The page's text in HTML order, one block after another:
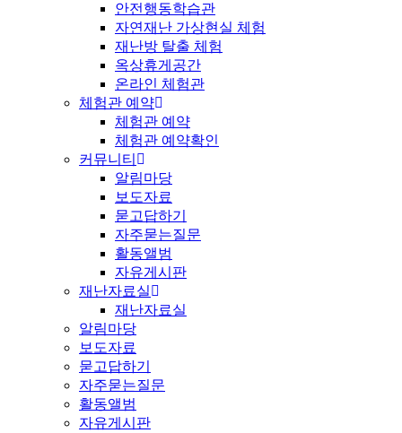
안전행동학습관
자연재난 가상현실 체험
재난방 탈출 체험
옥상휴게공간
온라인 체험관
체험관 예약
체험관 예약
체험관 예약확인
커뮤니티
알림마당
보도자료
묻고답하기
자주묻는질문
활동앨범
자유게시판
재난자료실
재난자료실
알림마당
보도자료
묻고답하기
자주묻는질문
활동앨범
자유게시판